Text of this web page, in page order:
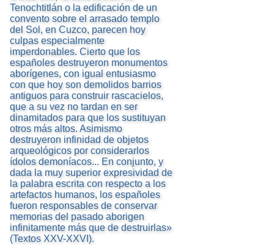
Tenochtitlán o la edificación de un
convento sobre el arrasado templo
del Sol, en Cuzco, parecen hoy
culpas especialmente
imperdonables. Cierto que los
españoles destruyeron monumentos
aborígenes, con igual entusiasmo
con que hoy son demolidos barrios
antiguos para construir rascacielos,
que a su vez no tardan en ser
dinamitados para que los sustituyan
otros más altos. Asimismo
destruyeron infinidad de objetos
arqueológicos por considerarlos
ídolos demoníacos... En conjunto, y
dada la muy superior expresividad de
la palabra escrita con respecto a los
artefactos humanos, los españoles
fueron responsables de conservar
memorias del pasado aborigen
infinitamente más que de destruirlas»
(Textos XXV-XXVI).